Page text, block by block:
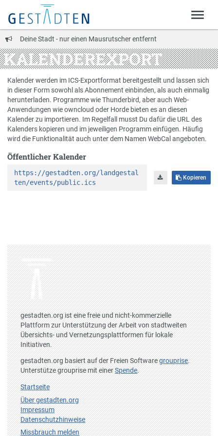
Deine Stadt - nur einen Mausrutscher entfernt
KALENDEREXPORT
Kalender werden im ICS-Exportformat bereitgestellt und lassen sich
in dieser Form sowohl als Abonnement einbinden, als auch einmalig
herunterladen. Programme wie Thunderbird, aber auch Web-
Anwendungen wie owncloud oder Horde bieten es an diesen
Kalender zu importieren. Im Regelfall musst Du dafür die URL des
Kalenders kopieren und im jeweiligen Programm einfügen. Häufig
wird die Funktionalität auch unter dem Namen WebCal angeboten.
Öffentlicher Kalender
https://gestadten.org/landgestal
ten/events/public.ics
Kopieren
gestadten.org ist eine freie und nicht-kommerzielle
Plattform zur Unterstützung der Arbeit von stadtweiten
Übersichts- und Vernetzungsplattformen für lokale
Initiativen.
gestadten.org basiert auf der Freien Softwaregrouprise.
Unterstütze grouprise mit einerSpende.
Startseite
Über gestadten.org
Impressum
Datenschutzhinweise
Missbrauch melden